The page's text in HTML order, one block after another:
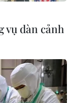
vụ dàn cảnh